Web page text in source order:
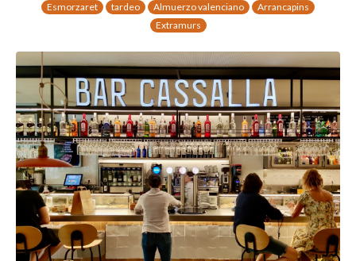
Esmorzaret
tardeo Almuerzo valenciano
Arrancapins
Extramurs